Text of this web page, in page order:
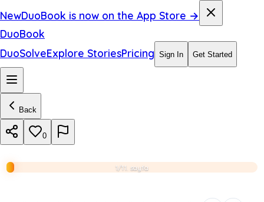
NewDuoBook is now on the App Store →
DuoBook
DuoSolveExplore StoriesPricing Sign In Get Started
Back
0
1/11. sayfa